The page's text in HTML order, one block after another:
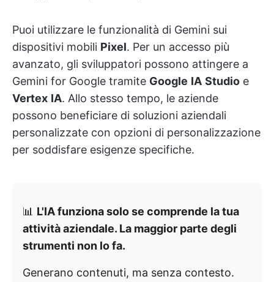
Puoi utilizzare le funzionalità di Gemini sui
dispositivi mobili Pixel. Per un accesso più
avanzato, gli sviluppatori possono attingere a
Gemini for Google tramite Google IA Studio e
Vertex IA. Allo stesso tempo, le aziende
possono beneficiare di soluzioni aziendali
personalizzate con opzioni di personalizzazione
per soddisfare esigenze specifiche.
📊 L'IA funziona solo se comprende la tua
attività aziendale. La maggior parte degli
strumenti non lo fa.
Generano contenuti, ma senza contesto.